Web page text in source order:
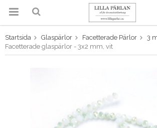
Produkten har blivit tillagd i
varukorgen
Startsida Glaspärlor Facetterade Pärlor
3
Facetterade glaspärlor - 3x2 mm, vit